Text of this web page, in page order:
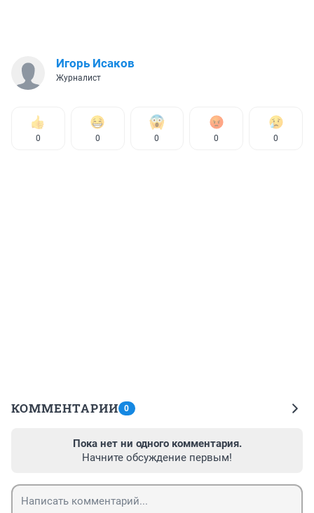
Игорь Исаков
Журналист
0 0 0 0 0
КОММЕНТАРИИ 0
Пока нет ни одного комментария.
Начните обсуждение первым!